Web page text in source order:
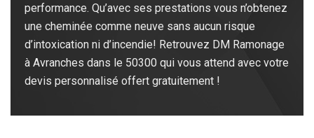
performance. Qu’avec ses prestations vous n’obtenez
une cheminée comme neuve sans aucun risque
d’intoxication ni d’incendie! Retrouvez DM Ramonage
à Avranches dans le 50300 qui vous attend avec votre
devis personnalisé offert gratuitement !